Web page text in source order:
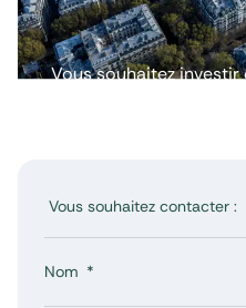
Vous souhaitez
Nom